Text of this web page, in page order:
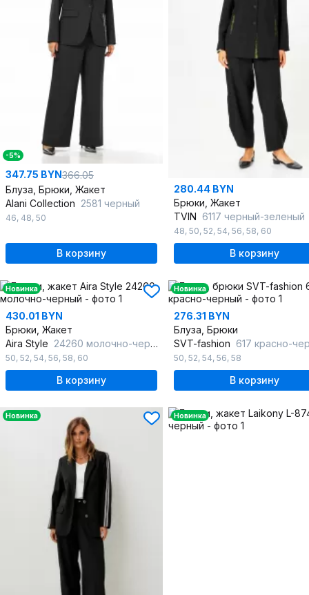
-5%
347.75 BYN366.05
Блуза, Брюки, Жакет
Alani Collection 2581 черный
46, 48, 50
В корзину
280.44 BYN
Брюки, Жакет
TVIN 6117 черный-зеленый
48, 50, 52, 54, 56, 58, 60
В корзину
Новинка
430.01 BYN
Брюки, Жакет
Aira Style 24260 молочно-черный
50, 52, 54, 56, 58, 60
В корзину
Новинка
276.31 BYN
Блуза, Брюки
SVT-fashion 617 красно-
50, 52, 54, 56, 58
В корзину
Новинка Новинка